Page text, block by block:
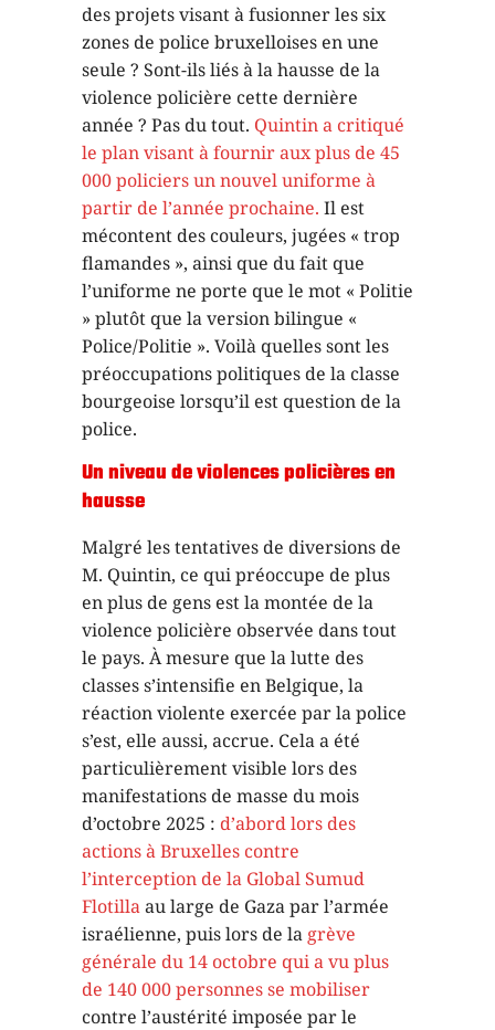
des projets visant à fusionner les six
zones de police bruxelloises en une
seule ? Sont-ils liés à la hausse de la
violence policière cette dernière
année ? Pas du tout. Quintin a critiqué
le plan visant à fournir aux plus de 45
000 policiers un nouvel uniforme à
partir de l’année prochaine. Il est
mécontent des couleurs, jugées « trop
flamandes », ainsi que du fait que
l’uniforme ne porte que le mot « Politie
» plutôt que la version bilingue «
Police/Politie ». Voilà quelles sont les
préoccupations politiques de la classe
bourgeoise lorsqu’il est question de la
police.
Un niveau de violences policières en
hausse
Malgré les tentatives de diversions de
M. Quintin, ce qui préoccupe de plus
en plus de gens est la montée de la
violence policière observée dans tout
le pays. À mesure que la lutte des
classes s’intensifie en Belgique, la
réaction violente exercée par la police
s’est, elle aussi, accrue. Cela a été
particulièrement visible lors des
manifestations de masse du mois
d’octobre 2025 : d’abord lors des
actions à Bruxelles contre
l’interception de la Global Sumud
Flotillaau large de Gaza par l’armée
israélienne, puis lors de la grève
générale du 14 octobre qui a vu plus
de 140 000 personnes se mobiliser
contre l’austérité imposée par le